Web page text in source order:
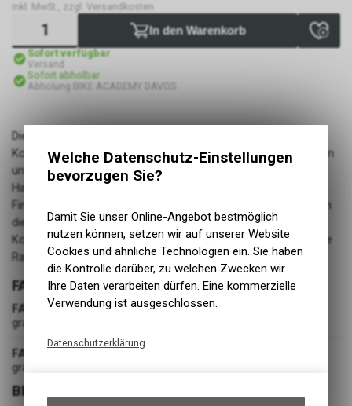
inkl. MwSt., zzgl. Versandkosten
In den Warenkorb
Sofort verfügbar
Versand
Sofort abholbar
Abholung BIKE ACADEMY DAVOS
Die Handschuhe Defend für Jugendliche sind eine perfekte
Kombination aus leichtgewichtigen Materialien am Handrücken
und einer minimalistischen, jedoch extrem beständigen
Handinnenfläche. Das elastische Meshgewebe zwischen den
Fingern sorgt für verstärkte Flexibilität und leitet die Luft durch
die Handschuhe für maximalen Tragekomfort. Touchscreen-
Kompatibilität ist ein weiteres Feature, damit du eindrucksvolle
Racing-Fotos machen kannst, sobald das Wetter umschlägt.
FARBE
FARBE
graphite
FARBGRUPPE
grau
BEKLEIDUNG
Welche Datenschutz-Einstellungen
bevorzugen Sie?
Damit Sie unser Online-Angebot bestmöglich
nutzen können, setzen wir auf unserer Website
Cookies und ähnliche Technologien ein. Sie haben
die Kontrolle darüber, zu welchen Zwecken wir
Ihre Daten verarbeiten dürfen. Eine kommerzielle
Verwendung ist ausgeschlossen.
Datenschutzerklärung